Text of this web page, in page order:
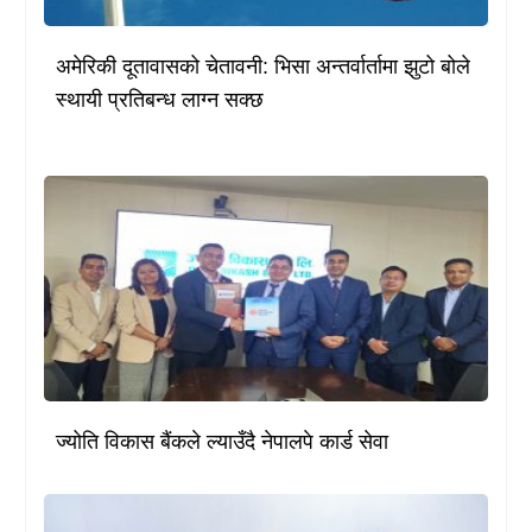
अमेरिकी दूतावासको चेतावनी: भिसा अन्तर्वार्तामा झुटो बोले
स्थायी प्रतिबन्ध लाग्न सक्छ
ज्योति विकास बैंकले ल्याउँदै नेपालपे कार्ड सेवा